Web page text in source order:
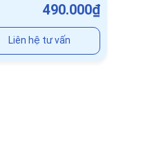
490.000₫
Liên hệ tư vấn